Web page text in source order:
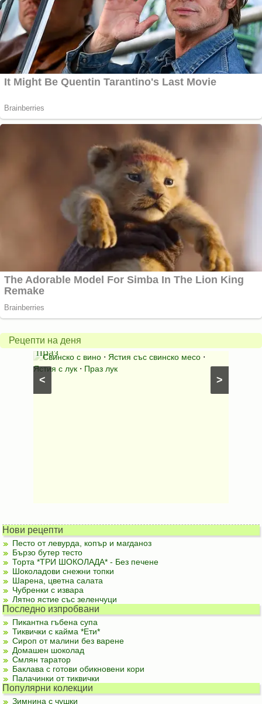
Рецепти на деня
>
<
Свинско
с
праз
Свинско с вино ⋅ Ястия със свинско месо ⋅
Ястия с лук ⋅ Праз лук
с
яйца
Нови рецепти
Песто от левурда, копър и магданоз
Бързо бутер тесто
Торта *ТРИ ШОКОЛАДА* - Без печене
Шоколадови снежни топки
Шарена, цветна салата
Чубренки с извара
Лятно ястие със зеленчуци
Последно изпробвани
Пикантна гъбена супа
Тиквички с кайма *Ети*
Сироп от малини без варене
Домашен шоколад
Смлян таратор
Баклава с готови обикновени кори
Палачинки от тиквички
Популярни колекции
Зимнина с чушки